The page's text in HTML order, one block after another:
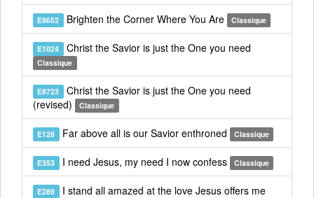
E8652 Brighten the Corner Where You Are Classique
E1024 Christ the Savior is just the One you need
Classique
E8723 Christ the Savior is just the One you need
(revised)
Classique
E128 Far above all is our Savior enthroned Classique
E353 I need Jesus, my need I now confess Classique
E289 I stand all amazed at the love Jesus offers me